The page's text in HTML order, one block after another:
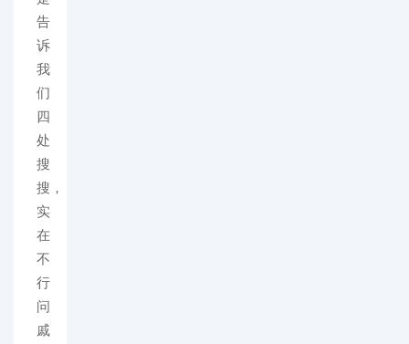
告
诉
我
们
四
处
搜
搜，
实
在
不
行
问
戚